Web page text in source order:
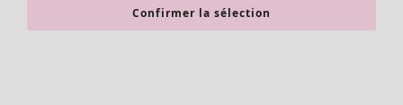
Confirmer la sélection